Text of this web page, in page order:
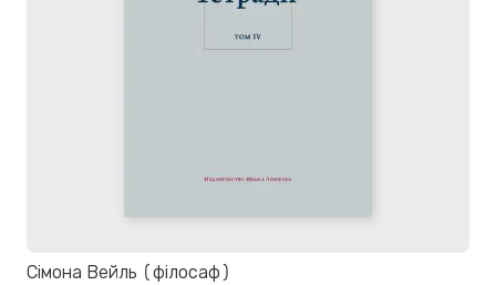
Сімона Вейль (філосаф)